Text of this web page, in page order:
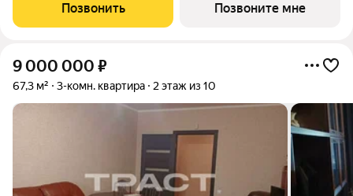
Позвонить Позвоните мне
9 000 000 ₽
67,3 м² 3-комн. квартира 2 этаж из 10